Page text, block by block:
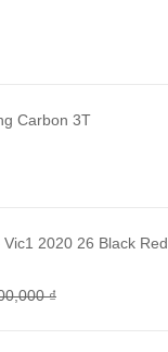
Carbon 3T
2020 26 Black Red
₫